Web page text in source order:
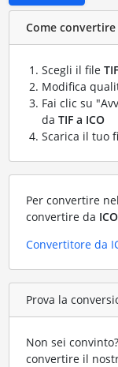
Come convertire
Scegli il file TIF
Modifica
Fai clic su
da TIF a ICO
Scarica il tuo
Per convertire
convertire da
Convertitore da
Prova la
Non sei
convertire il